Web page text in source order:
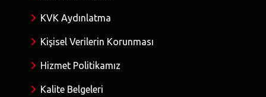
KVK Aydınlatma
Kişisel Verilerin Korunması
Hizmet Politikamız
Kalite Belgeleri